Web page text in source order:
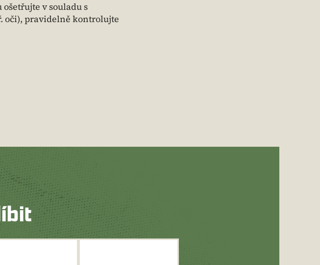
v souladu s
oči), pravidelně kontrolujte